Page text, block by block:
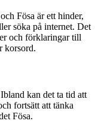
Fösa är ett hinder,
söka på internet. Det
och förklaringar till
korsord.
kan det ta tid att
fortsätt att tänka
Fösa.